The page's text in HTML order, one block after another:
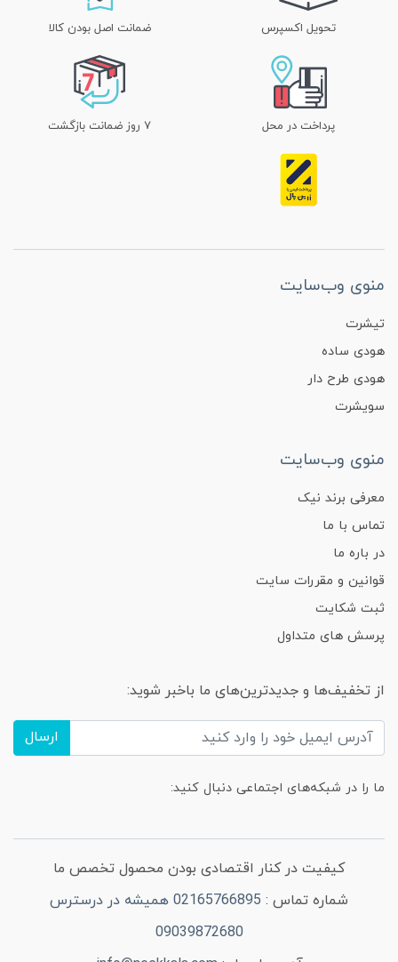
تحویل اکسپرس ضمانت اصل بودن کالا
پرداخت در محل ۷ روز ضمانت بازگشت
منوی وب‌سایت
تیشرت
هودی ساده
هودی طرح دار
سویشرت
منوی وب‌سایت
معرفی برند نیک
تماس با ما
در باره ما
قوانین و مقررات سایت
ثبت شکایت
پرسش های متداول
از تخفیف‌ها و جدیدترین‌های ما باخبر شوید:
ارسال
ما را در شبکه‌های اجتماعی دنبال کنید:
کیفیت در کنار اقتصادی بودن محصول تخصص ما
شماره تماس :
02165766895 همیشه در درسترس
09039872680